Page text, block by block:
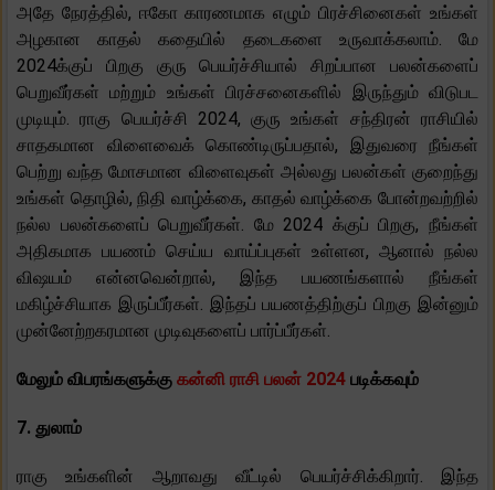
அதே நேரத்தில், ஈகோ காரணமாக எழும் பிரச்சினைகள் உங்கள்
அழகான காதல் கதையில் தடைகளை உருவாக்கலாம். மே
2024க்குப் பிறகு குரு பெயர்ச்சியால் சிறப்பான பலன்களைப்
பெறுவீர்கள் மற்றும் உங்கள் பிரச்சனைகளில் இருந்தும் விடுபட
முடியும். ராகு பெயர்ச்சி 2024, குரு உங்கள் சந்திரன் ராசியில்
சாதகமான விளைவைக் கொண்டிருப்பதால், இதுவரை நீங்கள்
பெற்று வந்த மோசமான விளைவுகள் அல்லது பலன்கள் குறைந்து
உங்கள் தொழில், நிதி வாழ்க்கை, காதல் வாழ்க்கை போன்றவற்றில்
நல்ல பலன்களைப் பெறுவீர்கள். மே 2024 க்குப் பிறகு, நீங்கள்
அதிகமாக பயணம் செய்ய வாய்ப்புகள் உள்ளன, ஆனால் நல்ல
விஷயம் என்னவென்றால், இந்த பயணங்களால் நீங்கள்
மகிழ்ச்சியாக இருப்பீர்கள். இந்தப் பயணத்திற்குப் பிறகு இன்னும்
முன்னேற்றகரமான முடிவுகளைப் பார்ப்பீர்கள்.
மேலும் விபரங்களுக்கு கன்னி ராசி பலன் 2024 படிக்கவும்
7. துலாம்
ராகு உங்களின் ஆறாவது வீட்டில் பெயர்ச்சிக்கிறார். இந்த